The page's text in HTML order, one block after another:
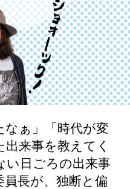
なぁ」「時代が変
来事を教えてく
い日ごろの出来事
長が、独断と偏